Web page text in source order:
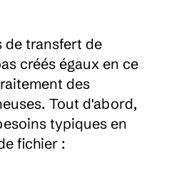
de transfert de
créés égaux en ce
des
Tout d'abord,
typiques en
fichier :